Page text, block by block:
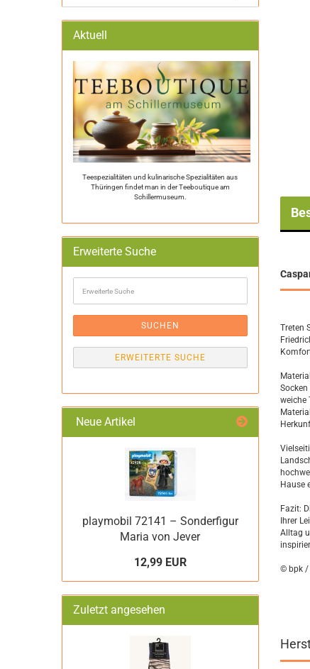
Treten
weiche
Hause
Fazit:
Ihrer
Alltag
© bpk /
Aktuell
Teespezialitäten und kulinarische Spezialitäten aus
Thüringen findet man in der Teeboutique am
Schillermuseum.
Erweiterte Suche
Suche
SUCHEN
ERWEITERTE SUCHE
Neue Artikel
playmobil 72141 – Sonderfigur
Maria von Jever
12,99 EUR
Zuletzt angesehen